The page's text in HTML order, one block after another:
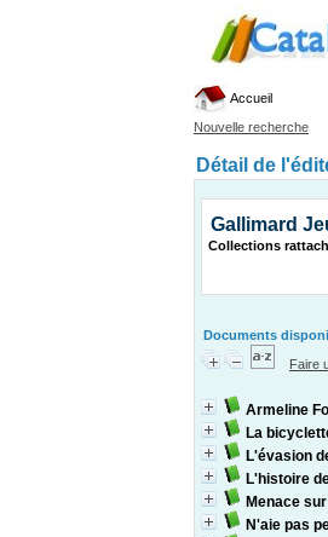
Accueil
Nouvelle recherche
Détail de
Gallimard
Collections
Documents
Faire
Armeline
La
L'évasion
L'histoire
Menace
N'aie pas